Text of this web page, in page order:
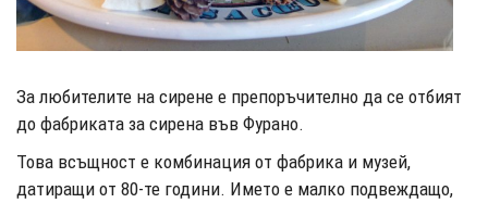
За любителите на сирене е препоръчително да се отбият
до фабриката за сирена във Фурано.
Това всъщност е комбинация от фабрика и музей,
датиращи от 80-те години. Името е малко подвеждащо,